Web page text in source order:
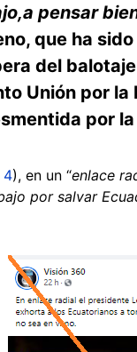
pensar
que ha
del
Unión por la
por
4), en un “enlace
por salvar